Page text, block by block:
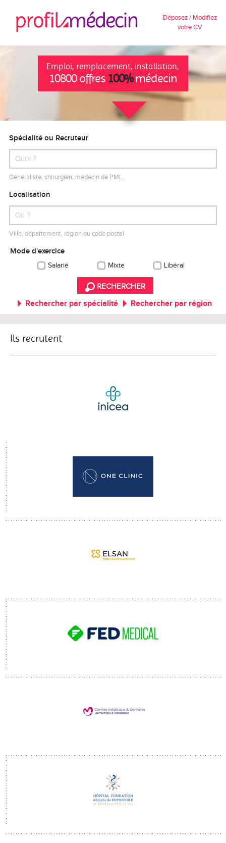
Déposez / Modifiez
votre CV
Emploi, remplacement, installation,
10800 offres 100%médecin
Spécialité ou Recruteur
Généraliste, chirurgien, médecin de PMI…
Localisation
Ville, département, région ou code postal
Mode d'exercice
Salarié Mixte Libéral
RECHERCHER
Rechercher par spécialité Rechercher par région
Ils recrutent